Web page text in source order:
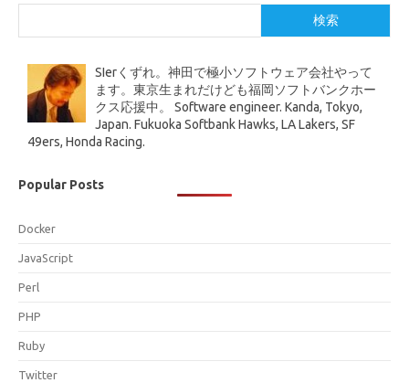
検索
SIerくずれ。神田で極小ソフトウェア会社やって
ます。東京生まれだけども福岡ソフトバンクホー
クス応援中。 Software engineer. Kanda, Tokyo,
Japan. Fukuoka Softbank Hawks, LA Lakers, SF
49ers, Honda Racing.
Popular Posts
Docker
JavaScript
Perl
PHP
Ruby
Twitter